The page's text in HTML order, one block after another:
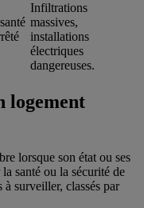
Infiltrations
massives,
installations
électriques
dangereuses.
logement
lorsque son état ou ses
santé ou la sécurité de
surveiller, classés par